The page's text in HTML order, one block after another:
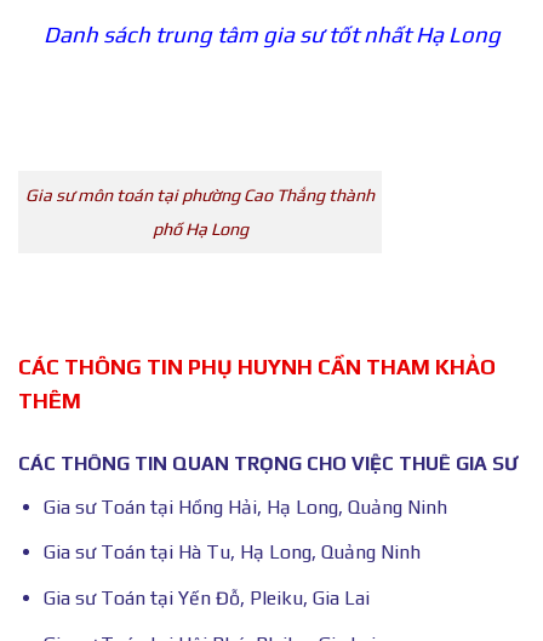
Danh sách trung tâm gia sư tốt nhất Hạ Long
Gia sư môn toán tại phường Cao Thắng thành
phố Hạ Long
CÁC THÔNG TIN PHỤ HUYNH CẦN THAM KHẢO
THÊM
CÁC THÔNG TIN QUAN TRỌNG CHO VIỆC THUÊ GIA SƯ
Gia sư Toán tại Hồng Hải, Hạ Long, Quảng Ninh
Gia sư Toán tại Hà Tu, Hạ Long, Quảng Ninh
Gia sư Toán tại Yến Đỗ, Pleiku, Gia Lai